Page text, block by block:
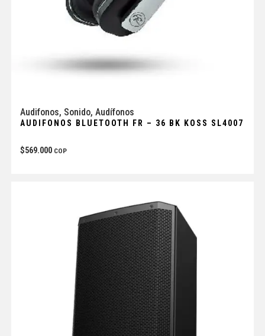
Audifonos, Sonido, Audífonos
AUDIFONOS BLUETOOTH FR – 36 BK KOSS SL4007
$569.000 COP